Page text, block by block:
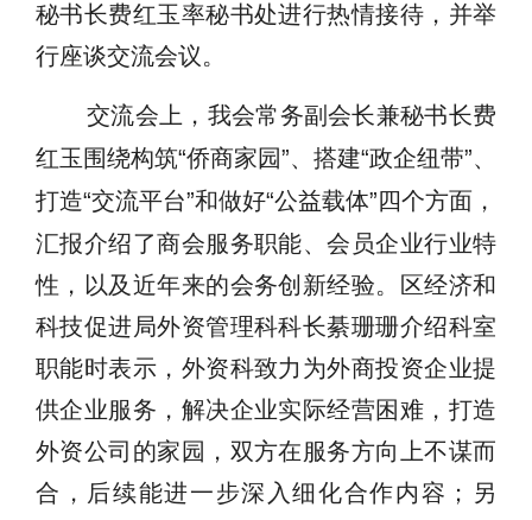
秘书长费红玉率秘书处进行热情接待，并举
行座谈交流会议。
交流会上，我会常务副会长兼秘书长费
红玉围绕构筑“侨商家园”、搭建“政企纽带”、
打造“交流平台”和做好“公益载体”四个方面，
汇报介绍了商会服务职能、会员企业行业特
性，以及近年来的会务创新经验。区经济和
科技促进局外资管理科科长綦珊珊介绍科室
职能时表示，外资科致力为外商投资企业提
供企业服务，解决企业实际经营困难，打造
外资公司的家园，双方在服务方向上不谋而
合，后续能进一步深入细化合作内容；另